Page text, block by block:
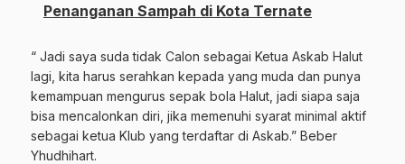
Penanganan Sampah di Kota Ternate
“ Jadi saya suda tidak Calon sebagai Ketua Askab Halut
lagi, kita harus serahkan kepada yang muda dan punya
kemampuan mengurus sepak bola Halut, jadi siapa saja
bisa mencalonkan diri, jika memenuhi syarat minimal aktif
sebagai ketua Klub yang terdaftar di Askab.” Beber
Yhudhihart.